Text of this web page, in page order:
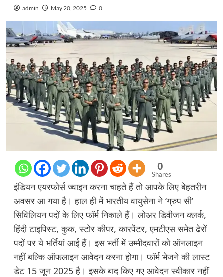
admin May 20, 2025 0
0
Shares
इंडियन एयरफोर्स ज्वाइन करना चाहते हैं तो आपके लिए बेहतरीन
अवसर आ गया है। हाल ही में भारतीय वायुसेना ने ‘ग्रुप सी’
सिविलियन पदों के लिए फॉर्म निकाले हैं। लोअर डिवीजन क्लर्क,
हिंदी टाइपिस्ट, कुक, स्टोर कीपर, कारपेंटर, एमटीएस समेत ढेरों
पदों पर ये भर्तियां आई हैं। इस भर्ती में उम्मीदवारों को ऑनलाइन
नहीं बल्कि ऑफलाइन आवेदन करना होगा। फॉर्म भेजने की लास्ट
डेट 15 जून 2025 है। इसके बाद किए गए आवेदन स्वीकार नहीं